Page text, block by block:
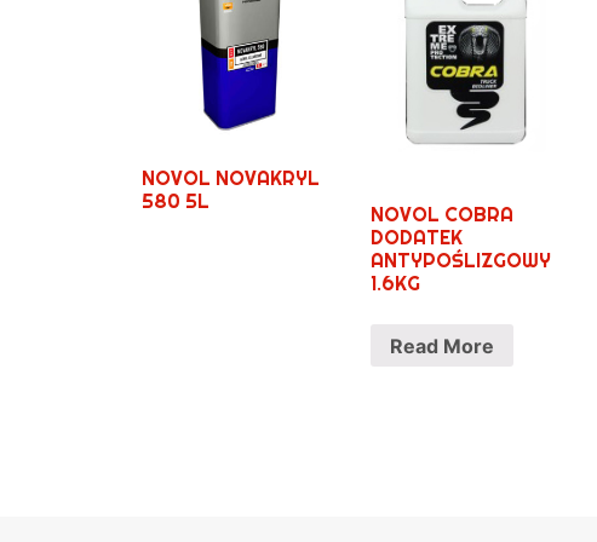
NOVOL NOVAKRYL
580 5L
NOVOL COBRA
DODATEK
ANTYPOŚLIZGOWY
1.6KG
Read More